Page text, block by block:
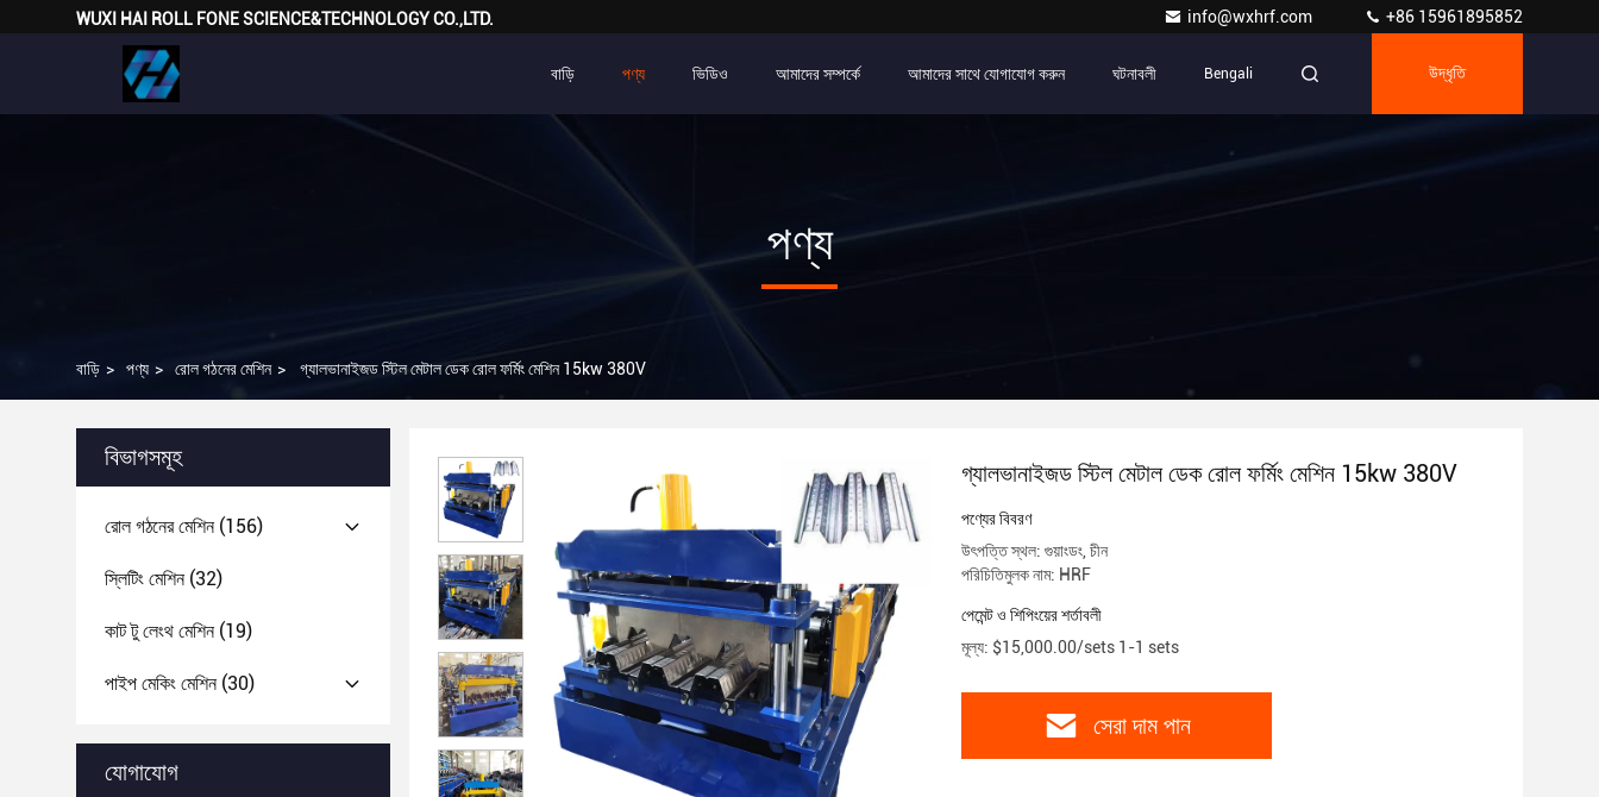
WUXI HAI ROLL FONE SCIENCE&TECHNOLOGY CO.,LTD. info@wxhrf.com +86 15961895852
বাড়ি পণ্য ভিডিও আমাদের সম্পর্কে আমাদের সাথে যোগাযোগ করুন ঘটনাবলী Bengali উদ্ধৃতি
পণ্য
বাড়ি > পণ্য > রোল গঠনের মেশিন > গ্যালভানাইজড স্টিল মেটাল ডেক রোল ফর্মিং মেশিন 15kw 380V
বিভাগসমূহ
রোল গঠনের মেশিন(156)
স্লিটিং মেশিন(32)
কাট টু লেংথ মেশিন(19)
পাইপ মেকিং মেশিন(30)
যোগাযোগ
গ্যালভানাইজড স্টিল মেটাল ডেক রোল ফর্মিং মেশিন 15kw 380V
পণ্যের বিবরণ
উৎপত্তি স্থল: গুয়াংডং, চীন
পরিচিতিমুলক নাম: HRF
পেমেন্ট ও শিপিংয়ের শর্তাবলী
মূল্য: $15,000.00/sets 1-1 sets
সেরা দাম পান